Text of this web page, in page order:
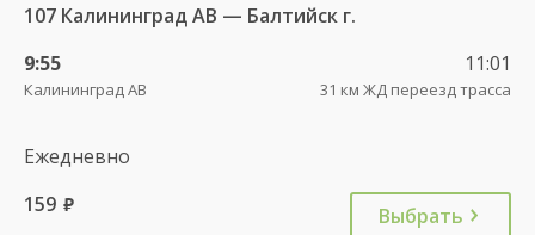
107 Калининград АВ — Балтийск г.
9:55
Калининград АВ
11:01
31 км ЖД переезд трасса
Ежедневно
159 руб. Выбрать